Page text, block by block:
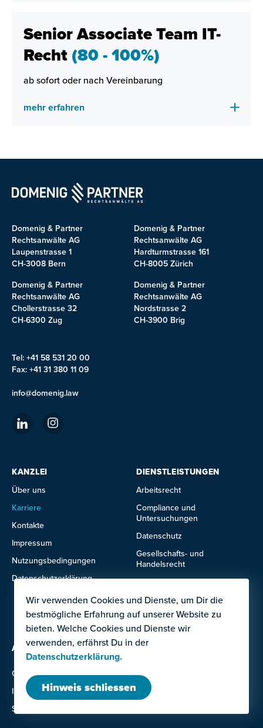
Senior Associate Team IT-
Recht(80 - 100%)
ab sofort oder nach Vereinbarung
mehr erfahren
Domenig & Partner
Rechtsanwälte AG
Laupenstrasse 1
CH-3008 Bern
Domenig & Partner
Rechtsanwälte AG
Hardturmstrasse 161
CH-8005 Zürich
Domenig & Partner
Rechtsanwälte AG
Chollerstrasse 32
CH-6300 Zug
Domenig & Partner
Rechtsanwälte AG
Nordstrasse 2
CH-3900 Brig
Tel: +41 58 531 20 00
Fax: +41 31 380 11 09
info@domenig.law
KANZLEI
Über uns
Karriere
Kontakte
Impressum
Nutzungsbedingungen
Datenschutzerklärung
DIENSTLEISTUNGEN
Arbeitsrecht
Compliance und
Untersuchungen
Datenschutz
Gesellschafts- und
Handelsrecht
Immobilienrecht
IT- und Technologierecht
Mietrecht
ANGEBOTE FÜR
Grossunternehmen
Institutionen
Investor:innen
KMU
Startups
Wir verwenden Cookies und Dienste, um Dir die
bestmögliche Erfahrung auf unserer Website zu
bieten. Welche Cookies und Dienste wir
verwenden, erfährst Du in der
Datenschutzerklärung.
Hinweis schliessen